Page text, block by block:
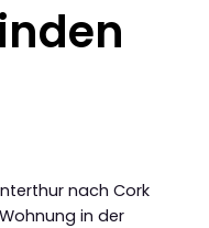
nach Cork
in der